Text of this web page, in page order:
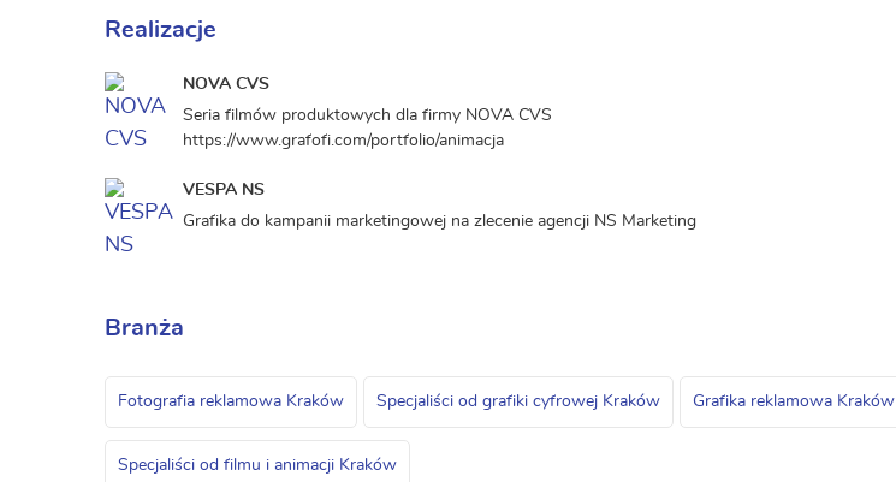
Realizacje
NOVA CVS
Seria filmów produktowych dla firmy NOVA CVS
https://www.grafofi.com/portfolio/animacja
VESPA NS
Grafika do kampanii marketingowej na zlecenie agencji NS Marketing
Branża
Fotografia reklamowa Kraków Specjaliści od grafiki cyfrowej Kraków Grafika reklamowa Kraków
Specjaliści od filmu i animacji Kraków